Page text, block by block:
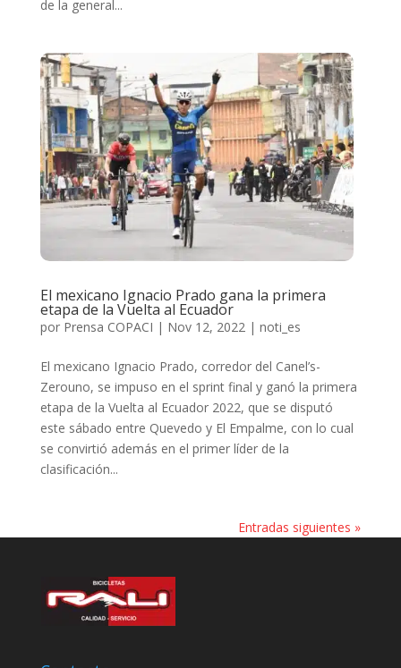
de la general...
El mexicano Ignacio Prado gana la primera
etapa de la Vuelta al Ecuador
por Prensa COPACI | Nov 12, 2022| noti_es
El mexicano Ignacio Prado, corredor del Canel’s-
Zerouno, se impuso en el sprint final y ganó la primera
etapa de la Vuelta al Ecuador 2022, que se disputó
este sábado entre Quevedo y El Empalme, con lo cual
se convirtió además en el primer líder de la
clasificación...
Entradas siguientes »